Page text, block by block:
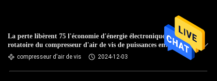
La perte libèrent 75 l'économie d'énergie électronique
rotatoire du compresseur d'air de vis de puissances en
chevaux 55Kw 35%
compresseur d'air de vis 2024-12-03